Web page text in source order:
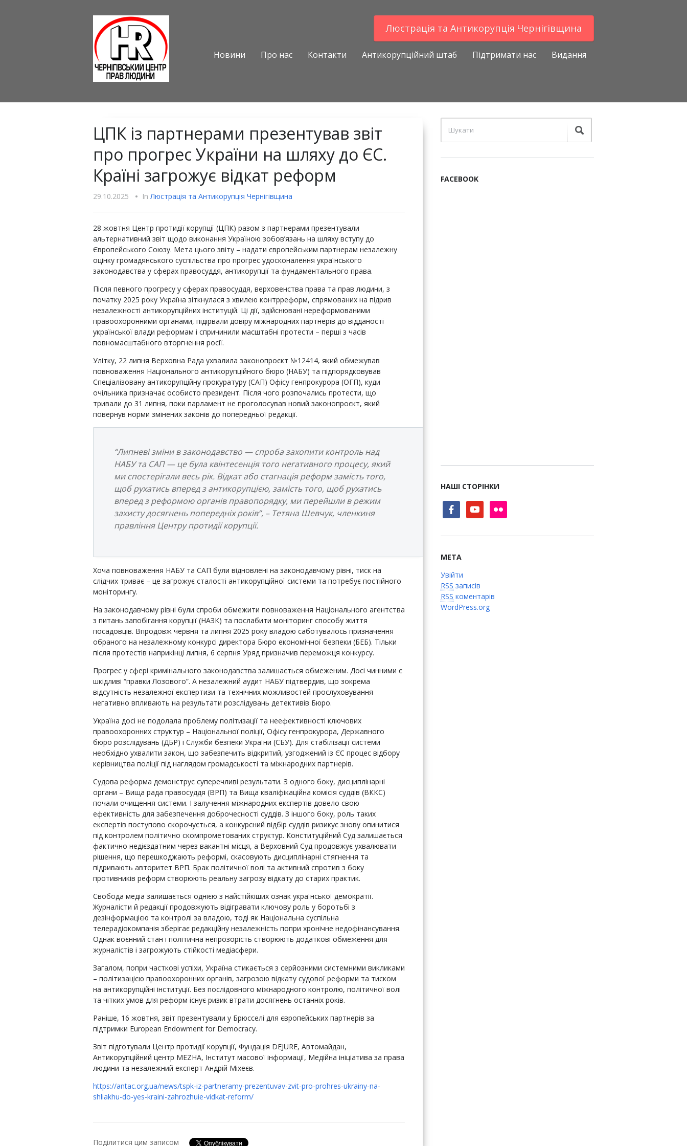
Люстрацiя та Антикорупцiя Чернігівщина
Новини Про нас Контакти Антикорупційний штаб Підтримати нас Видання
ЦПК із партнерами презентував звіт
про прогрес України на шляху до ЄС.
Країні загрожує відкат реформ
29.10.2025 • InЛюстрацiя та Антикорупцiя Чернігівщина
28 жовтня Центр протидії корупції (ЦПК) разом з партнерами презентували
альтернативний звіт щодо виконання Україною зобовʼязань на шляху вступу до
Європейського Союзу. Мета цього звіту – надати європейським партнерам незалежну
оцінку громадянського суспільства про прогрес удосконалення українського
законодавства у сферах правосуддя, антикорупції та фундаментального права.
Після певного прогресу у сферах правосуддя, верховенства права та прав людини, з
початку 2025 року Україна зіткнулася з хвилею контрреформ, спрямованих на підрив
незалежності антикорупційних інституцій. Ці дії, здійснювані нереформованими
правоохоронними органами, підірвали довіру міжнародних партнерів до відданості
української влади реформам і спричинили масштабні протести – перші з часів
повномасштабного вторгнення росії.
Улітку, 22 липня Верховна Рада ухвалила законопроєкт №12414, який обмежував
повноваження Національного антикорупційного бюро (НАБУ) та підпорядковував
Спеціалізовану антикорупційну прокуратуру (САП) Офісу генпрокурора (ОГП), куди
очільника призначає особисто президент. Після чого розпочались протести, що
тривали до 31 липня, поки парламент не проголосував новий законопроєкт, який
повернув норми змінених законів до попередньої редакції.
“Липневі зміни в законодавство — спроба захопити контроль над
НАБУ та САП — це була квінтесенція того негативного процесу, який
ми спостерігали весь рік. Відкат або стагнація реформ замість того,
щоб рухатись вперед з антикорупцією, замість того, щоб рухатись
вперед з реформою органів правопорядку, ми перейшли в режим
захисту досягнень попередніх років”, – Тетяна Шевчук, членкиня
правління Центру протидії корупції.
Хоча повноваження НАБУ та САП були відновлені на законодавчому рівні, тиск на
слідчих триває – це загрожує сталості антикорупційної системи та потребує постійного
моніторингу.
На законодавчому рівні були спроби обмежити повноваження Національного агентства
з питань запобігання корупції (НАЗК) та послабити моніторинг способу життя
посадовців. Впродовж червня та липня 2025 року владою саботувалось призначення
обраного на незалежному конкурсі директора Бюро економічної безпеки (БЕБ). Тільки
після протестів наприкінці липня, 6 серпня Уряд призначив переможця конкурсу.
Прогрес у сфері кримінального законодавства залишається обмеженим. Досі чинними є
шкідливі “правки Лозового”. А незалежний аудит НАБУ підтвердив, що зокрема
відсутність незалежної експертизи та технічних можливостей прослуховування
негативно впливають на результати розслідувань детективів Бюро.
Україна досі не подолала проблему політизації та неефективності ключових
правоохоронних структур – Національної поліції, Офісу генпрокурора, Державного
бюро розслідувань (ДБР) і Служби безпеки України (СБУ). Для стабілізації системи
необхідно ухвалити закон, що забезпечить відкритий, узгоджений із ЄС процес відбору
керівництва поліції під наглядом громадськості та міжнародних партнерів.
Судова реформа демонструє суперечливі результати. З одного боку, дисциплінарні
органи – Вища рада правосуддя (ВРП) та Вища кваліфікаційна комісія суддів (ВККС)
почали очищення системи. І залучення міжнародних експертів довело свою
ефективність для забезпечення доброчесності суддів. З іншого боку, роль таких
експертів поступово скорочується, а конкурсний відбір суддів ризикує знову опинитися
під контролем політично скомпрометованих структур. Конституційний Суд залишається
фактично недієздатним через вакантні місця, а Верховний Суд продовжує ухвалювати
рішення, що перешкоджають реформі, скасовують дисциплінарні стягнення та
підривають авторитет ВРП. Брак політичної волі та активний спротив з боку
противників реформ створюють реальну загрозу відкату до старих практик.
Свобода медіа залишається однією з найстійкіших ознак української демократії.
Журналісти й редакції продовжують відігравати ключову роль у боротьбі з
дезінформацією та контролі за владою, тоді як Національна суспільна
телерадіокомпанія зберігає редакційну незалежність попри хронічне недофінансування.
Однак воєнний стан і політична непрозорість створюють додаткові обмеження для
журналістів і загрожують стійкості медіасфери.
Загалом, попри часткові успіхи, Україна стикається з серйозними системними викликами
– політизацією правоохоронних органів, загрозою відкату судової реформи та тиском
на антикорупційні інституції. Без послідовного міжнародного контролю, політичної волі
та чітких умов для реформ існує ризик втрати досягнень останніх років.
Раніше, 16 жовтня, звіт презентували у Брюсселі для європейських партнерів за
підтримки European Endowment for Democracy.
Звіт підготували Центр протидії корупції, Фундація DEJURE, Автомайдан,
Антикорупційний центр MEZHA, Інститут масової інформації, Медійна ініціатива за права
людини та незалежний експерт Андрій Міхеєв.
https://antac.org.ua/news/tspk-iz-partneramy-prezentuvav-zvit-pro-prohres-ukrainy-na-
shliakhu-do-yes-kraini-zahrozhuie-vidkat-reform/
Поділитися цим записом
FACEBOOK
НАШІ СТОРІНКИ
facebookyoutube flickr
МЕТА
Увійти
RSS записів
RSS коментарів
WordPress.org